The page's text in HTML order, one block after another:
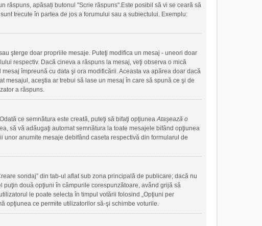
răspuns, apăsați butonul "Scrie răspuns".Este posibil să vi se ceară să
trecute în partea de jos a forumului sau a subiectului. Exemplu:
şterge doar propriile mesaje. Puteţi modifica un mesaj - uneori doar
respectiv. Dacă cineva a răspuns la mesaj, veţi observa o mică
împreună cu data şi ora modificării. Aceasta va apărea doar dacă
mesajul, aceştia ar trebui să lase un mesaj în care să spună ce şi de
a răspuns.
ce semnătura este creată, puteţi să bifaţi opţiuneaAtaşează o
să vă adăugaţi automat semnătura la toate mesajele bifând opţiunea
anumite mesaje debifând caseta respectivă din formularul de
sondaj” din tab-ul aflat sub zona principală de publicare; dacă nu
două opţiuni în câmpurile corespunzătoare, având grijă să
le poate selecta în timpul votării folosind „Opţiuni per
opţiunea ce permite utilizatorilor să-şi schimbe voturile.